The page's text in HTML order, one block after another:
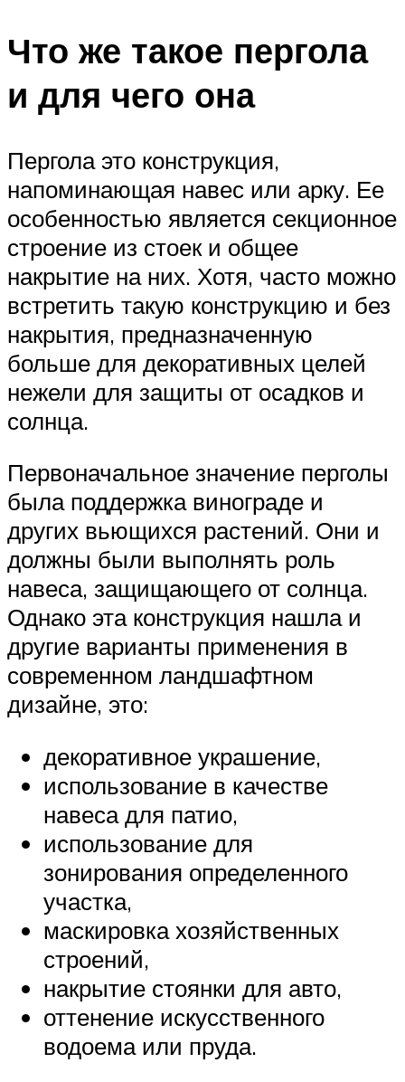
Что же такое пергола
и для чего она
Пергола это конструкция,
напоминающая навес или арку. Ее
особенностью является секционное
строение из стоек и общее
накрытие на них. Хотя, часто можно
встретить такую конструкцию и без
накрытия, предназначенную
больше для декоративных целей
нежели для защиты от осадков и
солнца.
Первоначальное значение перголы
была поддержка винограде и
других вьющихся растений. Они и
должны были выполнять роль
навеса, защищающего от солнца.
Однако эта конструкция нашла и
другие варианты применения в
современном ландшафтном
дизайне, это:
декоративное украшение,
использование в качестве
навеса для патио,
использование для
зонирования определенного
участка,
маскировка хозяйственных
строений,
накрытие стоянки для авто,
оттенение искусственного
водоема или пруда.